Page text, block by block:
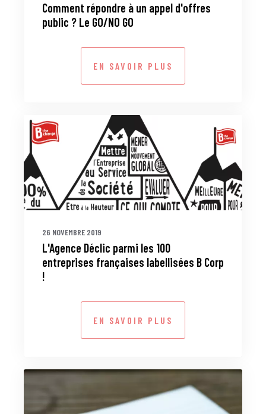
Comment répondre à un appel d'offres
public ? Le GO/NO GO
EN SAVOIR PLUS
26 NOVEMBRE 2019
L'Agence Déclic parmi les 100
entreprises françaises labellisées B Corp
!
EN SAVOIR PLUS